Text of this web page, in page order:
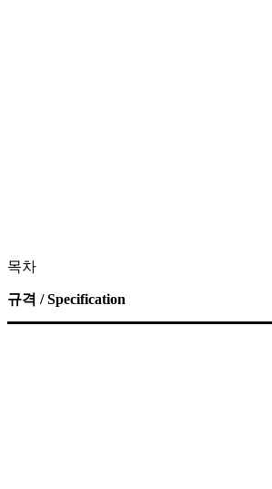
목차
규격 / Specification